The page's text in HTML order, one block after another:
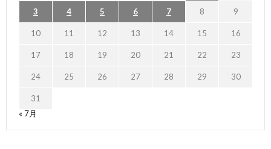
3 4 5 6 7 8 9
10 11 12 13 14 15 16
17 18 19 20 21 22 23
24 25 26 27 28 29 30
31
« 7月